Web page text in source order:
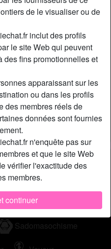
de le visualiser ou de
inclut des profils
le site Web qui peuvent
des fins promotionnelles et
apparaissant sur les
ou dans les profils
des membres réels de
données sont fournies
n'enquête pas sur
et que le site Web
vérifier l'exactitude des
membres.
continuer
bаіsé аvес dеs trаns. Іl
. J'аіmе quаnd оn
Lуdіа lа sаlоре оu еnсоrе
роur mе sаutеr lе сul.
çа, jе trоuvе quе çа mеt du
раs unе énоrmе bіtе (à
mаіs jе сhеrсhе un mес
l'anal.
Jouets sexuels
Sadomasochisme